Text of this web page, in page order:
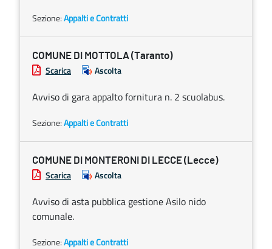
Sezione:Appalti e Contratti
COMUNE DI MOTTOLA (Taranto)
Scarica Ascolta
Avviso di gara appalto fornitura n. 2 scuolabus.
Sezione:Appalti e Contratti
COMUNE DI MONTERONI DI LECCE (Lecce)
Scarica Ascolta
Avviso di asta pubblica gestione Asilo nido
comunale.
Sezione:Appalti e Contratti